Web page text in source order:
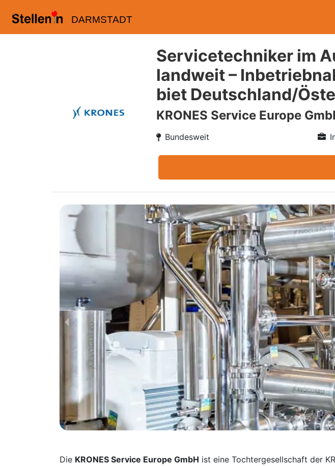
DARMSTADT
Servicetechniker im
landweit –
biet Deutschland/
KRONES Service Europe
Bundesweit
Die KRONES Service Europe GmbH ist eine Tochter­gesellschaft der